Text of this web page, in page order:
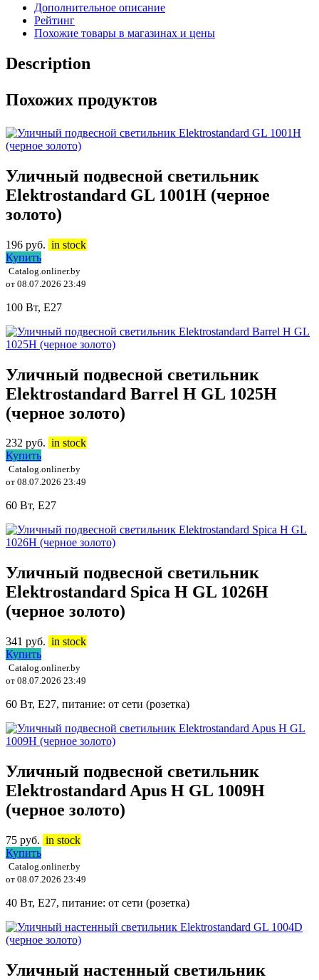
Дополнительное описание
Рейтинг
Похожие товары в магазинах и цены
Description
Похожих продуктов
Уличный подвесной светильник
Elektrostandard GL 1001H (черное
золото)
196 руб. in stock
Купить
Catalog.onliner.by
от 08.07.2026 23:49
100 Вт, E27
Уличный подвесной светильник
Elektrostandard Barrel H GL 1025H
(черное золото)
232 руб. in stock
Купить
Catalog.onliner.by
от 08.07.2026 23:49
60 Вт, E27
Уличный подвесной светильник
Elektrostandard Spica H GL 1026H
(черное золото)
341 руб. in stock
Купить
Catalog.onliner.by
от 08.07.2026 23:49
60 Вт, E27, питание: от сети (розетка)
Уличный подвесной светильник
Elektrostandard Apus H GL 1009H
(черное золото)
75 руб. in stock
Купить
Catalog.onliner.by
от 08.07.2026 23:49
40 Вт, E27, питание: от сети (розетка)
Уличный настенный светильник